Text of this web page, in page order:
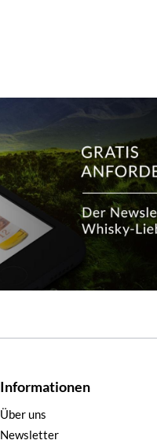
Informationen
Über uns
Newsletter